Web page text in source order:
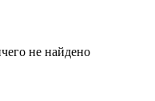
не найдено